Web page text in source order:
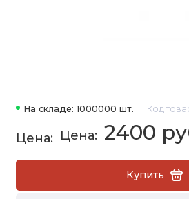
На складе: 1000000 шт. Код
2400
Купить